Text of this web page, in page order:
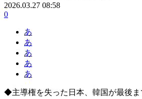
2026.03.27 08:58
0
あ
あ
あ
あ
あ
◆主導権を失った日本、韓国が最後ま